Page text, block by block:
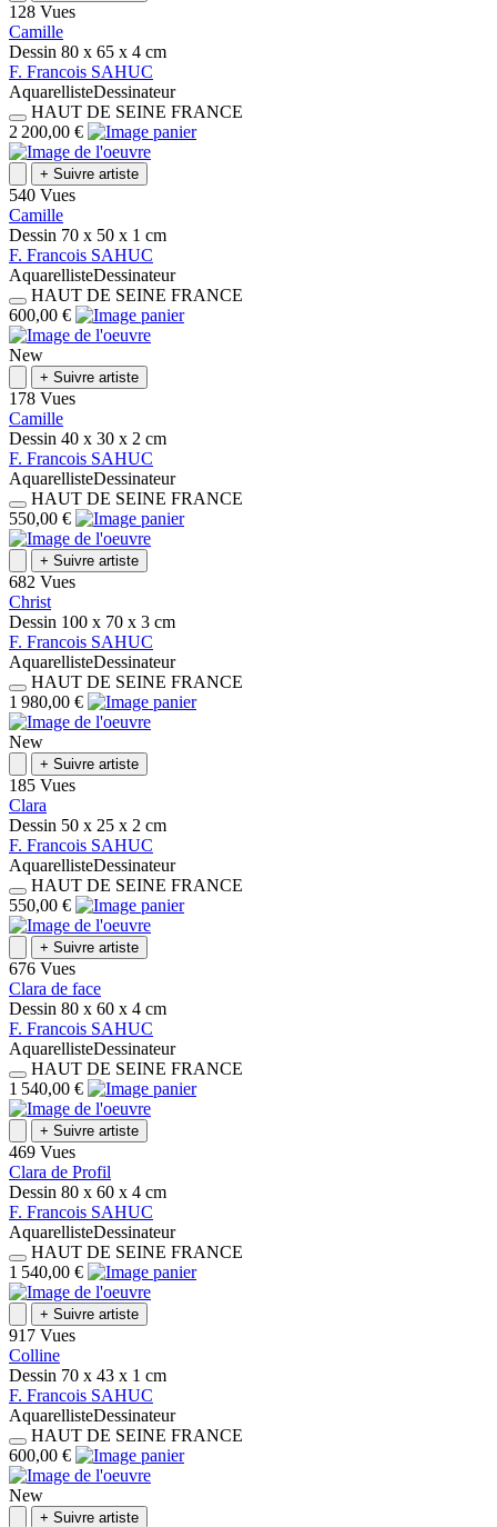
128 Vues
Camille
Dessin 80 x 65 x 4 cm
F. Francois SAHUC
AquarellisteDessinateur
HAUT DE SEINE FRANCE
2 200,00 €
+ Suivre artiste
540 Vues
Camille
Dessin 70 x 50 x 1 cm
F. Francois SAHUC
AquarellisteDessinateur
HAUT DE SEINE FRANCE
600,00 €
New
+ Suivre artiste
178 Vues
Camille
Dessin 40 x 30 x 2 cm
F. Francois SAHUC
AquarellisteDessinateur
HAUT DE SEINE FRANCE
550,00 €
+ Suivre artiste
682 Vues
Christ
Dessin 100 x 70 x 3 cm
F. Francois SAHUC
AquarellisteDessinateur
HAUT DE SEINE FRANCE
1 980,00 €
New
+ Suivre artiste
185 Vues
Clara
Dessin 50 x 25 x 2 cm
F. Francois SAHUC
AquarellisteDessinateur
HAUT DE SEINE FRANCE
550,00 €
+ Suivre artiste
676 Vues
Clara de face
Dessin 80 x 60 x 4 cm
F. Francois SAHUC
AquarellisteDessinateur
HAUT DE SEINE FRANCE
1 540,00 €
+ Suivre artiste
469 Vues
Clara de Profil
Dessin 80 x 60 x 4 cm
F. Francois SAHUC
AquarellisteDessinateur
HAUT DE SEINE FRANCE
1 540,00 €
+ Suivre artiste
917 Vues
Colline
Dessin 70 x 43 x 1 cm
F. Francois SAHUC
AquarellisteDessinateur
HAUT DE SEINE FRANCE
600,00 €
New
+ Suivre artiste